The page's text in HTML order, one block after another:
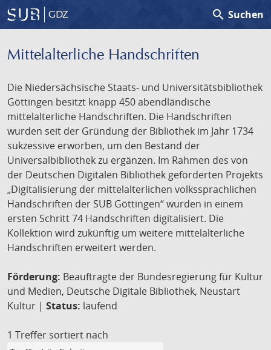
GDZ search Suchen
Mittelalterliche Handschriften
Die Niedersächsische Staats- und Universitätsbibliothek
Göttingen besitzt knapp 450 abendländische
mittelalterliche Handschriften. Die Handschriften
wurden seit der Gründung der Bibliothek im Jahr 1734
sukzessive erworben, um den Bestand der
Universalbibliothek zu ergänzen. Im Rahmen des von
der Deutschen Digitalen Bibliothek geförderten Projekts
„Digitalisierung der mittelalterlichen volkssprachlichen
Handschriften der SUB Göttingen“ wurden in einem
ersten Schritt 74 Handschriften digitalisiert. Die
Kollektion wird zukünftig um weitere mittelalterliche
Handschriften erweitert werden.
Förderung: Beauftragte der Bundesregierung für Kultur
und Medien, Deutsche Digitale Bibliothek, Neustart
Kultur | Status: laufend
1 Treffer sortiert nach